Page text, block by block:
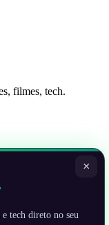
filmes, tech.
×
tech direto no seu